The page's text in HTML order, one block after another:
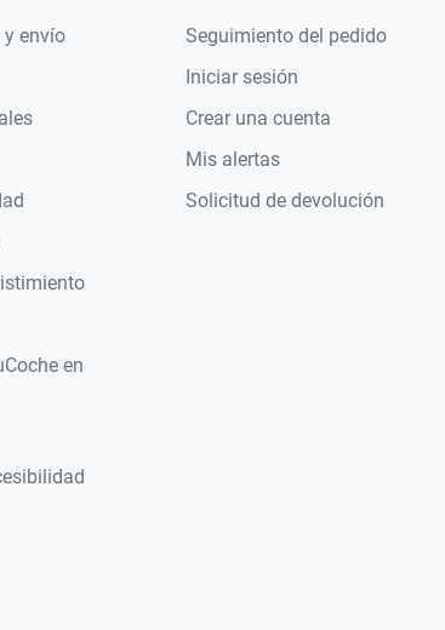
y envío
en
Seguimiento del pedido
Iniciar sesión
Crear una cuenta
Mis alertas
Solicitud de devolución